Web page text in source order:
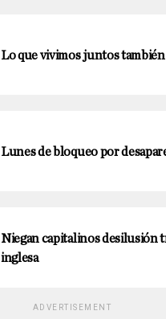
Lo que vivimos juntos
Lunes de bloqueo por
Niegan capitalinos desilusión
inglesa
ADVERTISEMENT